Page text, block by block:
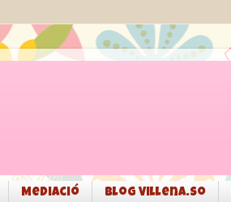
Mediació Blog Villena.so